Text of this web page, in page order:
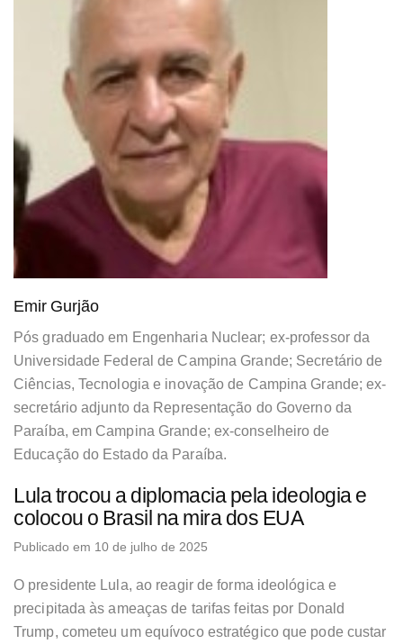
Emir Gurjão
Pós graduado em Engenharia Nuclear; ex-professor da
Universidade Federal de Campina Grande; Secretário de
Ciências, Tecnologia e inovação de Campina Grande; ex-
secretário adjunto da Representação do Governo da
Paraíba, em Campina Grande; ex-conselheiro de
Educação do Estado da Paraíba.
Lula trocou a diplomacia pela ideologia e
colocou o Brasil na mira dos EUA
Publicado em 10 de julho de 2025
O presidente Lula, ao reagir de forma ideológica e
precipitada às ameaças de tarifas feitas por Donald
Trump, cometeu um equívoco estratégico que pode custar